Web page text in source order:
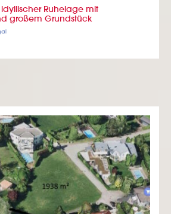
idyllischer Ruhelage mit
großem Grundstück